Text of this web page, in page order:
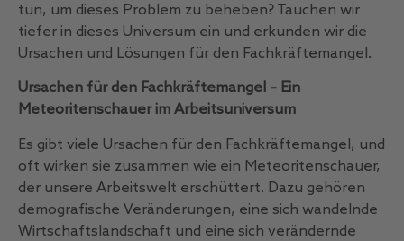
tun, um dieses Problem zu beheben? Tauchen wir
tiefer in dieses Universum ein und erkunden wir die
Ursachen und Lösungen für den Fachkräftemangel.
Ursachen für den Fachkräftemangel – Ein
Meteoritenschauer im Arbeitsuniversum
Es gibt viele Ursachen für den Fachkräftemangel, und
oft wirken sie zusammen wie ein Meteoritenschauer,
der unsere Arbeitswelt erschüttert. Dazu gehören
demografische Veränderungen, eine sich wandelnde
Wirtschaftslandschaft und eine sich verändernde